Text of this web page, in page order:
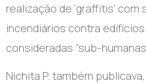
realização de ‘graffitis’
incendiários contra
consideradas “sub-
Nichita P. também